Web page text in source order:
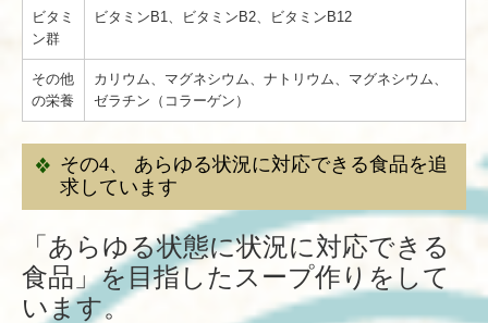
ビタミ
ン群
ビタミンB1、ビタミンB2、ビタミンB12
その他
の栄養
カリウム、マグネシウム、ナトリウム、マグネシウム、
ゼラチン（コラーゲン）
その4、 あらゆる状況に対応できる食品を追
求しています
「あらゆる状態に状況に対応できる
食品」を目指したスープ作りをして
います。